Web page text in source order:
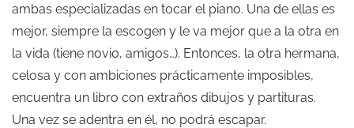
ambas especializadas en tocar el piano. Una de ellas es
mejor, siempre la escogen y le va mejor que a la otra en
la vida (tiene novio, amigos…). Entonces, la otra hermana,
celosa y con ambiciones prácticamente imposibles,
encuentra un libro con extraños dibujos y partituras.
Una vez se adentra en él, no podrá escapar.